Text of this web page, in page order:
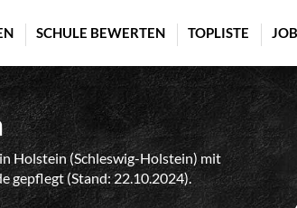
SCHULE BEWERTEN TOPLISTE
Holstein (Schleswig-Holstein) mit
gepflegt (Stand: 22.10.2024).